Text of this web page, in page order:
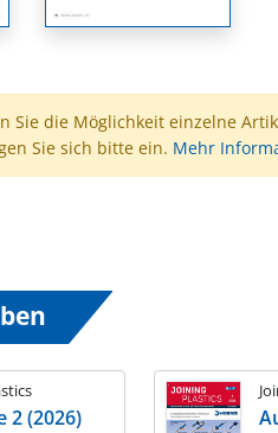
Sie die Möglichkeit einzelne
Sie sich bitte ein. Mehr
2 (2026)